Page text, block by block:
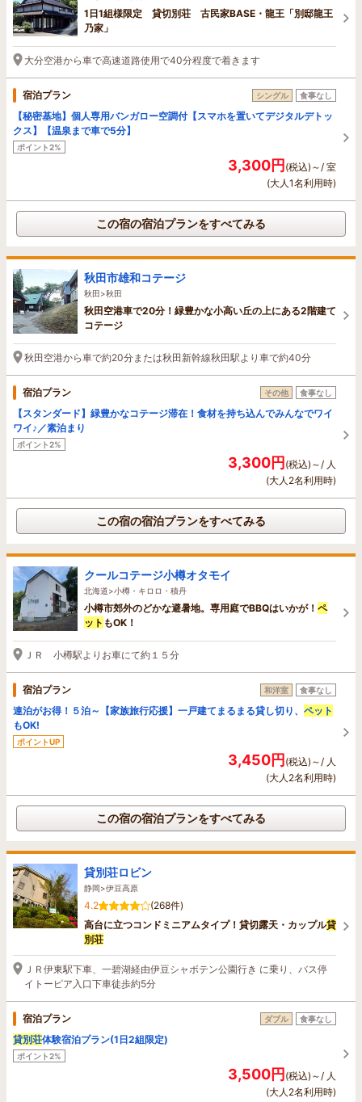
1日1組様限定 貸切別荘 古民家BASE・龍王「別邸龍王
乃家」
大分空港から車で高速道路使用で40分程度で着きます
宿泊プラン シングル 食事なし
【秘密基地】個人専用バンガロー空調付【スマホを置いてデジタルデトッ
クス】【温泉まで車で5分】
ポイント2%
3,300円(税込)～/ 室
(大人1名利用時)
この宿の宿泊プランをすべてみる
秋田市雄和コテージ
秋田>秋田
秋田空港車で20分！緑豊かな小高い丘の上にある2階建て
コテージ
秋田空港から車で約20分または秋田新幹線秋田駅より車で約40分
宿泊プラン その他 食事なし
【スタンダード】緑豊かなコテージ滞在！食材を持ち込んでみんなでワイ
ワイ♪／素泊まり
ポイント2%
3,300円(税込)～/ 人
(大人2名利用時)
この宿の宿泊プランをすべてみる
クールコテージ小樽オタモイ
北海道>小樽・キロロ・積丹
小樽市郊外のどかな避暑地。専用庭でBBQはいかが！ ペ
ット もOK！
ＪＲ 小樽駅よりお車にて約１５分
宿泊プラン 和洋室 食事なし
連泊がお得！５泊～【家族旅行応援】一戸建てまるまる貸し切り、 ペット
もOK!
ポイントUP
3,450円(税込)～/ 人
(大人2名利用時)
この宿の宿泊プランをすべてみる
貸別荘ロビン
静岡>伊豆高原
4.2
(268件)
高台に立つコンドミニアムタイプ！貸切露天・カップル貸
別荘
ＪＲ伊東駅下車、一碧湖経由伊豆シャボテン公園行き に乗り、バス停
イトーピア入口下車徒歩約5分
宿泊プラン ダブル 食事なし
貸別荘体験宿泊プラン(1日2組限定)
ポイント2%
3,500円(税込)～/ 人
(大人2名利用時)